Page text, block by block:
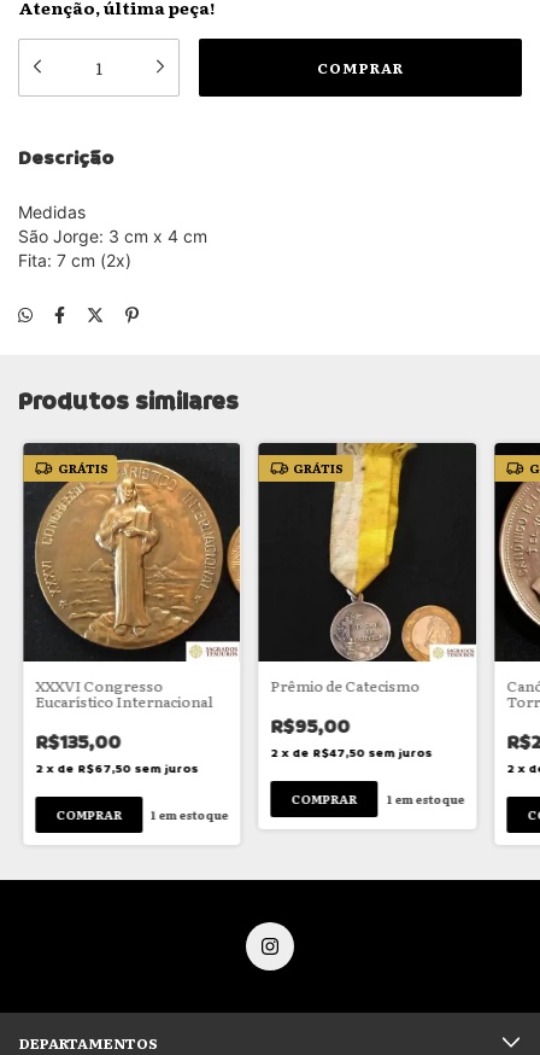
Atenção, última peça!
Descrição
Medidas
São Jorge: 3 cm x 4 cm
Fita: 7 cm (2x)
Produtos similares
GRÁTIS
XXXVI Congresso
Eucarístico Internacional
R$135,00
2 x de R$67,50 sem juros
1 em estoque
GRÁTIS
Prêmio de Catecismo
R$95,00
2 x de R$47,50 sem juros
1 em estoque
2 x
DEPARTAMENTOS